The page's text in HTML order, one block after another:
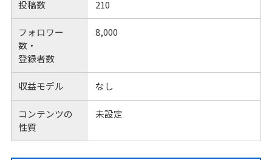
投稿数 210
フォロワー
数・
登録者数
8,000
収益モデル なし
コンテンツの
性質
未設定